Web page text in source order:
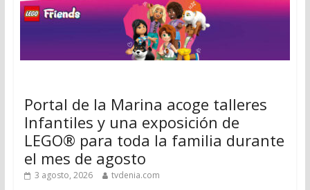
Portal de la Marina acoge talleres
Infantiles y una exposición de
LEGO® para toda la familia durante
el mes de agosto
3 agosto, 2026 tvdenia.com